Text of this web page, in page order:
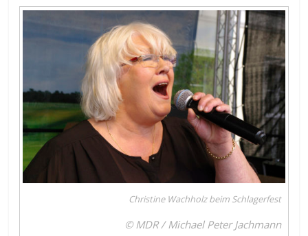
Christine Wachholz beim Schlagerfest
© MDR / Michael Peter Jachmann